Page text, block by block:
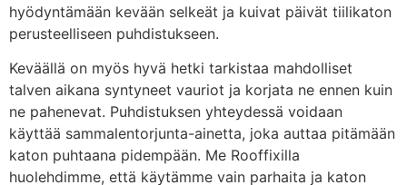
hyödyntämään kevään selkeät ja kuivat päivät tiilikaton
perusteelliseen puhdistukseen.
Keväällä on myös hyvä hetki tarkistaa mahdolliset
talven aikana syntyneet vauriot ja korjata ne ennen kuin
ne pahenevat. Puhdistuksen yhteydessä voidaan
käyttää sammalentorjunta-ainetta, joka auttaa pitämään
katon puhtaana pidempään. Me Rooffixilla
huolehdimme, että käytämme vain parhaita ja katon